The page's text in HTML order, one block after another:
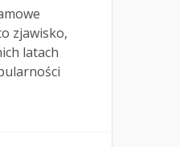
zjawisko,
latach